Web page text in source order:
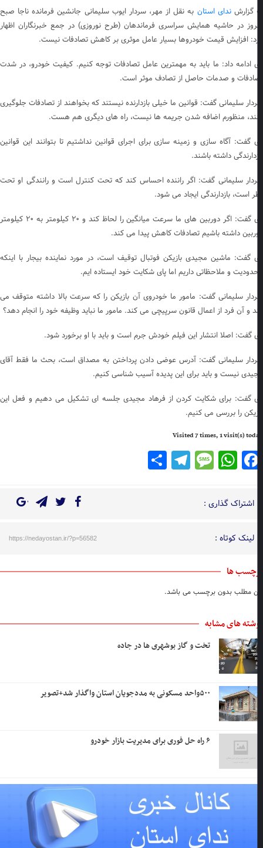
گزارشندای استانبه نقل از مهر، سردار ایوب سلیمانی جانشین فرمانده ناجا صبح
در حاشیه همایش سراسری فرماندهان (طرح نوروزی) در جمع خبرنگاران اظهار
افزایش قیمت خودروها بسیار عامل موثری بر کاهش تصادفات نیست.
ادامه داد: ما باید به مهمترین عامل تصادفات توجه کنیم. کیفیت خودرو، در شدت
و صدمات حاصل از تصادف موثر است.
سلیمانی گفت: قوانین ما خیلی بازدارنده نیستند که بخواهند از تصادفات جلوگیری
منظورم اضافه شدن جریمه ها نیست، راه های دیگری هم هست.
گفت: آگاه سازی و زمینه سازی برای اجرای قوانین نداشتیم تا بتوانند این قوانین
داشته باشند.
سلیمانی گفت: اگر راننده احساس کند که تحت کنترل است و رانندگی او تحت
است، بازدارندگی ایجاد می شود.
وی گفت: اگر دوربین های ما سرعت میانگین را لحاظ کند و ۲۰ کیلومتر به ۲۰ کیلومتر
داشته باشیم تصادفات کاهش پیدا می کند.
گفت: ماشین مجیدی بازیکن فوتبال توقیف است، در مورد نماینده بیجار با اینکه
و ملاحظاتی داریم اما پای شکایت خود ایستاده ایم.
سلیمانی گفت: مامور ما خودروی آن بازیکن را که سرعت بالا داشته متوقف می
و آن فرد از اعمال قانون سرپیچی می کند. مامور ما نباید وظیفه خود را انجام دهد؟
گفت: اصلا انتشار این فیلم خودش جرم است و باید با او برخورد شود.
سلیمانی گفت: آدرس عوضی دادن پرداختن به مصداق است، بحث ما فقط آقای
نیست و باید برای این پدیده آسیب شناسی کنیم.
گفت: برای شکایت کردن از فرهاد مجیدی جلسه ای تشکیل می دهیم و فعل این
را بررسی می کنیم.
Visited 7 times, 1 visit(s)
Facebook
WhatsApp
Message
Telegram
Share
اشتراک گذاری :
لینک کوتاه : https://nedayostan.ir/?p=56582
ها
مطلب بدون برچسب می باشد.
های مشابه
تخت و گاز بوشهری ها در جاده
۵۰۰واحد مسکونی به مددجویان استان واگذار شد+تصویر